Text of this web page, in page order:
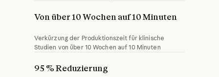
Von über 10 Wochen auf 10 Minuten
Verkürzung der Produktionszeit für klinische
Studien von über 10 Wochen auf 10 Minuten
95 % Reduzierung